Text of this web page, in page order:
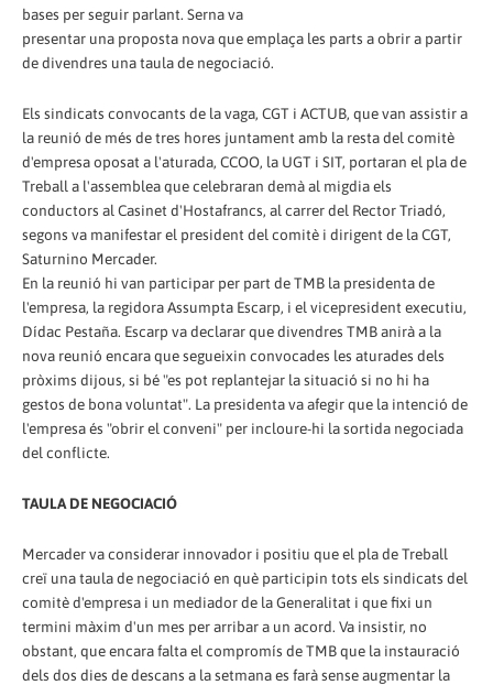
bases per seguir parlant. Serna va
presentar una proposta nova que emplaça les parts a obrir a partir
de divendres una taula de negociació.
Els sindicats convocants de la vaga, CGT i ACTUB, que van assistir a
la reunió de més de tres hores juntament amb la resta del comitè
d'empresa oposat a l'aturada, CCOO, la UGT i SIT, portaran el pla de
Treball a l'assemblea que celebraran demà al migdia els
conductors al Casinet d'Hostafrancs, al carrer del Rector Triadó,
segons va manifestar el president del comitè i dirigent de la CGT,
Saturnino Mercader.
En la reunió hi van participar per part de TMB la presidenta de
l'empresa, la regidora Assumpta Escarp, i el vicepresident executiu,
Dídac Pestaña. Escarp va declarar que divendres TMB anirà a la
nova reunió encara que segueixin convocades les aturades dels
pròxims dijous, si bé "es pot replantejar la situació si no hi ha
gestos de bona voluntat". La presidenta va afegir que la intenció de
l'empresa és "obrir el conveni" per incloure-hi la sortida negociada
del conflicte.
TAULA DE NEGOCIACIÓ
Mercader va considerar innovador i positiu que el pla de Treball
creï una taula de negociació en què participin tots els sindicats del
comitè d'empresa i un mediador de la Generalitat i que fixi un
termini màxim d'un mes per arribar a un acord. Va insistir, no
obstant, que encara falta el compromís de TMB que la instauració
dels dos dies de descans a la setmana es farà sense augmentar la